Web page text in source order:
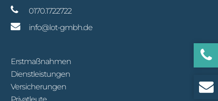
0170.1722722
info@lot-gmbh.de
Erstmaßnahmen
Dienstleistungen
Versicherungen